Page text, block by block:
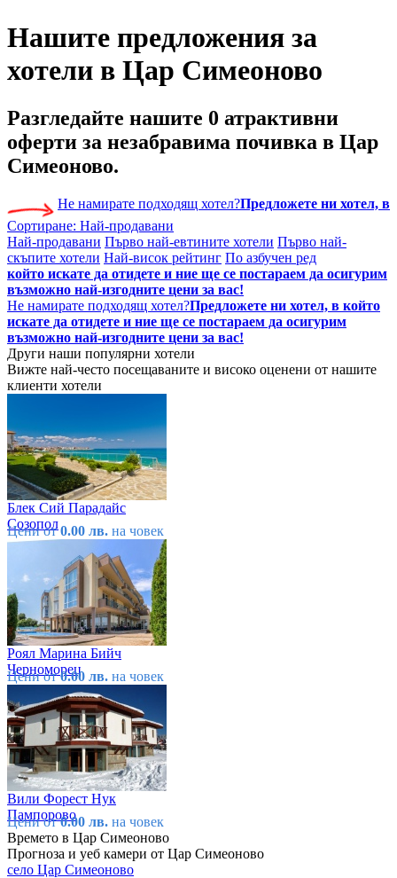
Нашите предложения за
хотели в Цар Симеоново
Разгледайте нашите 0 атрактивни
оферти за незабравима почивка в Цар
Симеоново.
Сортиране: Най-продавани
Най-продавани Първо най-евтините хотели Първо най-
скъпите хотели Най-висок рейтинг По азбучен ред
Не намирате подходящ хотел?Предложете ни хотел, в
който искате да отидете и ние ще се постараем да осигурим
възможно най-изгодните цени за вас!
Не намирате подходящ хотел?Предложете ни хотел, в който
искате да отидете и ние ще се постараем да осигурим
възможно най-изгодните цени за вас!
Други наши популярни хотели
Вижте най-често посещаваните и високо оценени от нашите
клиенти хотели
Блек Сий Парадайс
Созопол
Цени от0.00 лв. на човек
Роял Марина Бийч
Черноморец
Цени от0.00 лв. на човек
Вили Форест Нук
Пампорово
Цени от0.00 лв. на човек
Времето в Цар Симеоново
Прогноза и уеб камери от Цар Симеоново
село Цар Симеоново